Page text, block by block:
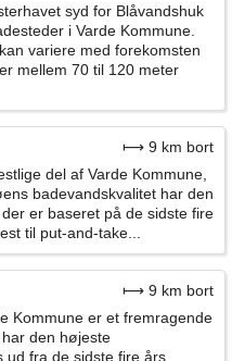
syd for Blåvandshuk
i Varde Kommune.
variere med forekomsten
mellem 70 til 120 meter
⟼ 9 km bort
del af Varde Kommune,
badevandskvalitet har den
er baseret på de sidste fire
til put-and-take...
⟼ 9 km bort
Kommune er et fremragende
den højeste
ud fra de sidste fire års